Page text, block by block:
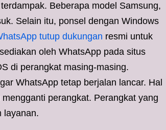
Beberapa model Samsung,
Selain itu, ponsel dengan Windows
tutup dukungan resmi untuk
oleh WhatsApp pada situs
di perangkat masing-masing.
WhatsApp tetap berjalan lancar. Hal
perangkat. Perangkat yang
layanan.